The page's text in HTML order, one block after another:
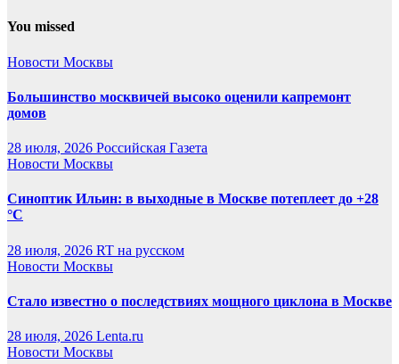
You missed
Новости Москвы
Большинство москвичей высоко оценили капремонт
домов
28 июля, 2026 Российская Газета
Новости Москвы
Синоптик Ильин: в выходные в Москве потеплеет до +28
°C
28 июля, 2026 RT на русском
Новости Москвы
Стало известно о последствиях мощного циклона в Москве
28 июля, 2026 Lenta.ru
Новости Москвы